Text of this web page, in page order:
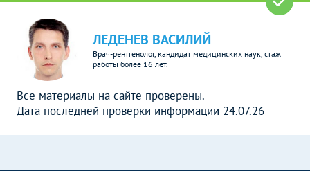
ЛЕДЕНЕВ ВАСИЛИЙ
Врач-рентгенолог, кандидат медицинских наук, стаж
работы более 16 лет.
Все материалы на сайте проверены.
Дата последней проверки информации 24.07.26